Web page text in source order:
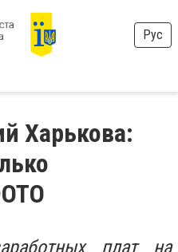
Рус
Харькова:
плат на